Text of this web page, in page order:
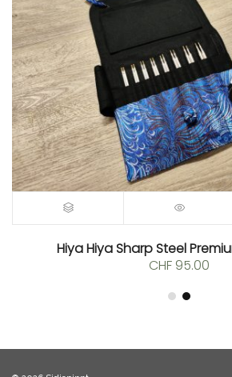
Hiya Hiya Sharp Steel
CHF 95.00